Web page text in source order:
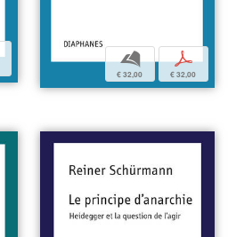
b
€ 32,00
p
€ 32,00